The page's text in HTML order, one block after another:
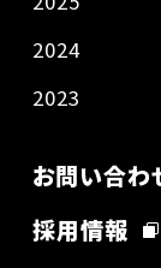
2024
2023
お問い合わ
採用情報